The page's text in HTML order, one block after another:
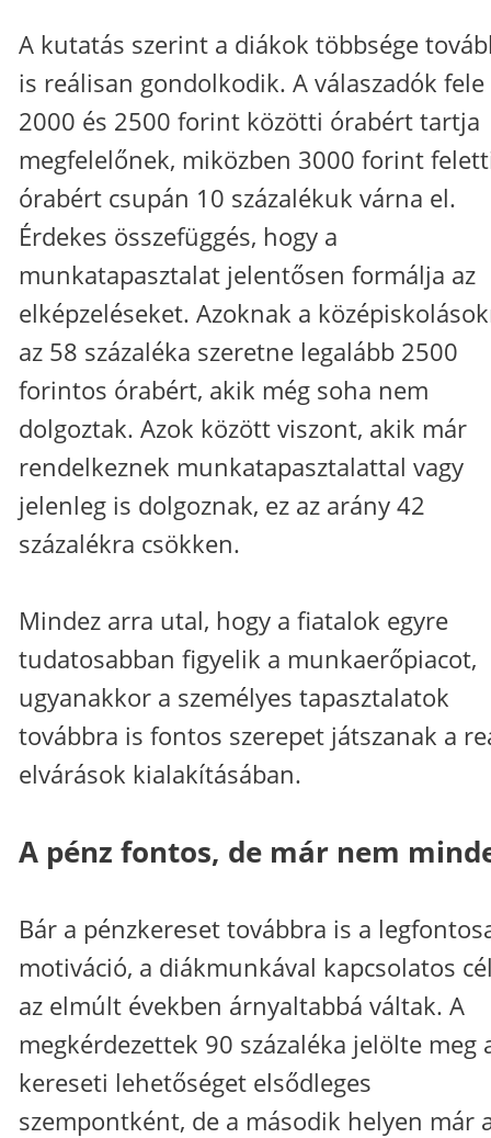
A kutatás szerint a diákok többsége
is reálisan gondolkodik. A válaszadók fele
2000 és 2500 forint közötti órabért tartja
megfelelőnek, miközben 3000 forint
órabért csupán 10 százalékuk várna el.
Érdekes összefüggés, hogy a
munkatapasztalat jelentősen formálja az
elképzeléseket. Azoknak a
az 58 százaléka szeretne legalább 2500
forintos órabért, akik még soha nem
dolgoztak. Azok között viszont, akik már
rendelkeznek munkatapasztalattal vagy
jelenleg is dolgoznak, ez az arány 42
százalékra csökken.
Mindez arra utal, hogy a fiatalok egyre
tudatosabban figyelik a munkaerőpiacot,
ugyanakkor a személyes tapasztalatok
továbbra is fontos szerepet játszanak a
elvárások kialakításában.
A pénz fontos, de már nem
Bár a pénzkereset továbbra is a
motiváció, a diákmunkával kapcsolatos
az elmúlt években árnyaltabbá váltak. A
megkérdezettek 90 százaléka jelölte meg
kereseti lehetőséget elsődleges
szempontként, de a második helyen már